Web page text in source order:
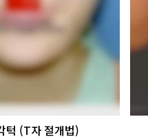
턱 (T자 절개법)